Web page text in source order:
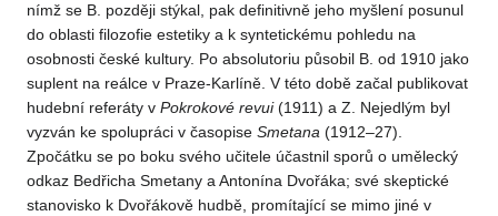
nímž se B. později stýkal, pak definitivně jeho myšlení posunul
do oblasti filozofie estetiky a k syntetickému pohledu na
osobnosti české kultury. Po absolutoriu působil B. od 1910 jako
suplent na reálce v Praze-Karlíně. V této době začal publikovat
hudební referáty v Pokrokové revui(1911) a Z. Nejedlým byl
vyzván ke spolupráci v časopise Smetana (1912–27).
Zpočátku se po boku svého učitele účastnil sporů o umělecký
odkaz Bedřicha Smetany a Antonína Dvořáka; své skeptické
stanovisko k Dvořákově hudbě, promítající se mimo jiné v